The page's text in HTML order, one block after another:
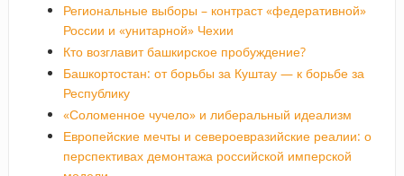
Региональные выборы – контраст «федеративной»
России и «унитарной» Чехии
Кто возглавит башкирское пробуждение?
Башкортостан: от борьбы за Куштау — к борьбе за
Республику
«Соломенное чучело» и либеральный идеализм
Европейские мечты и североевразийские реалии: о
перспективах демонтажа российской имперской